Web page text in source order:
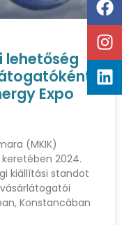
Expo
(MKIK)
2024.
kiállítási standot
Konstancában